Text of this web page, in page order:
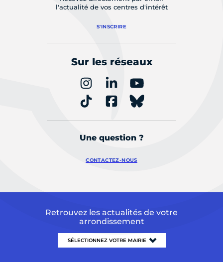
l'actualité de vos centres d'intérêt
S'INSCRIRE
Sur les réseaux
Une question ?
CONTACTEZ-NOUS
Retrouvez les actualités de votre
arrondissement